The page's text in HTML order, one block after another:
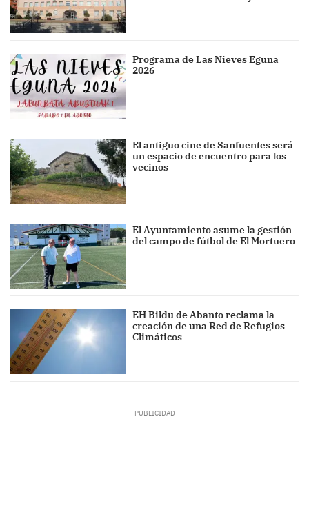
Programa de Las Nieves Eguna
2026
El antiguo cine de Sanfuentes será
un espacio de encuentro para los
vecinos
El Ayuntamiento asume la gestión
del campo de fútbol de El Mortuero
EH Bildu de Abanto reclama la
creación de una Red de Refugios
Climáticos